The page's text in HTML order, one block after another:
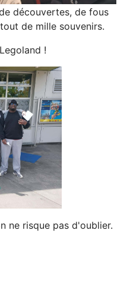
découvertes, de fous
de mille souvenirs.
!
ne risque pas d'oublier.